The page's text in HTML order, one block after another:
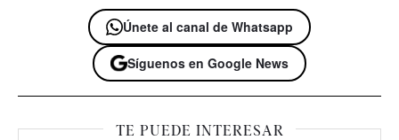
Únete al canal de Whatsapp
Síguenos en Google News
TE PUEDE INTERESAR